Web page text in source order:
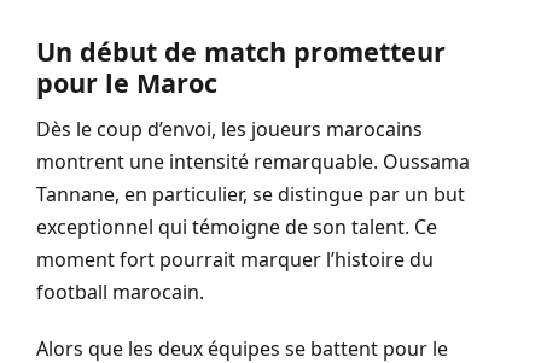
Un début de match prometteur
pour le Maroc
Dès le coup d’envoi, les joueurs marocains
montrent une intensité remarquable. Oussama
Tannane, en particulier, se distingue par un but
exceptionnel qui témoigne de son talent. Ce
moment fort pourrait marquer l’histoire du
football marocain.
Alors que les deux équipes se battent pour le